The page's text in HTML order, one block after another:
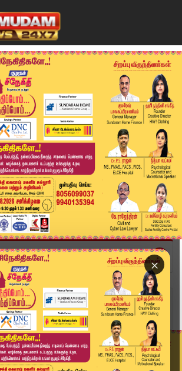
×
தாக்குபிடிக்குமா?" |...